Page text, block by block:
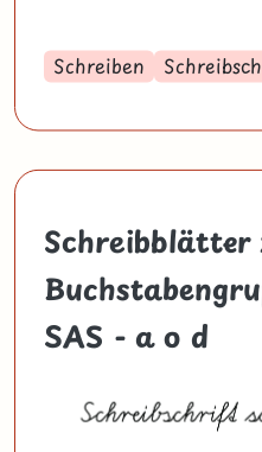
Schreiben
Schreibblätter
SAS - a o d